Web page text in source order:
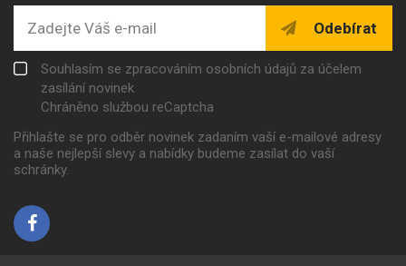
Odebírat
Souhlasím se zpracováním osobních údajů za účelem
zasílání novinek
Chráněno službou reCaptcha
Přihlašte se pro odběr novinek zadaním vaší e-mailové adresy
a naše nejlepší slevy a nabídky budeme zasílat do vaší
schránky.